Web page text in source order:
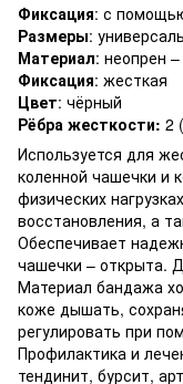
Фиксация: с
Размеры:
Материал: неопрен
Фиксация: жесткая
Цвет: чёрный
Рёбра жесткости: 2
Используется для
коленной чашечки и
физических
восстановления, а
Обеспечивает
чашечки – открыта.
Материал бандажа
коже дышать,
регулировать при
Профилактика и
тендинит, бурсит,